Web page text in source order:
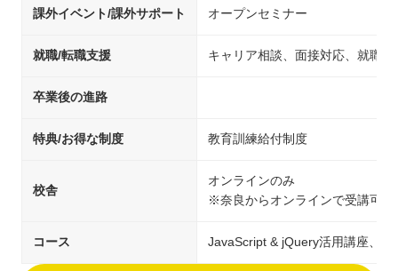
課外イベント/課外サポート オープンセミナー
就職/転職支援 キャリア相談、面接対応、就職先
卒業後の進路
特典/お得な制度 教育訓練給付制度
校舎
オンラインのみ
※奈良からオンラインで受講可能
コース JavaScript & jQuery活用講座、